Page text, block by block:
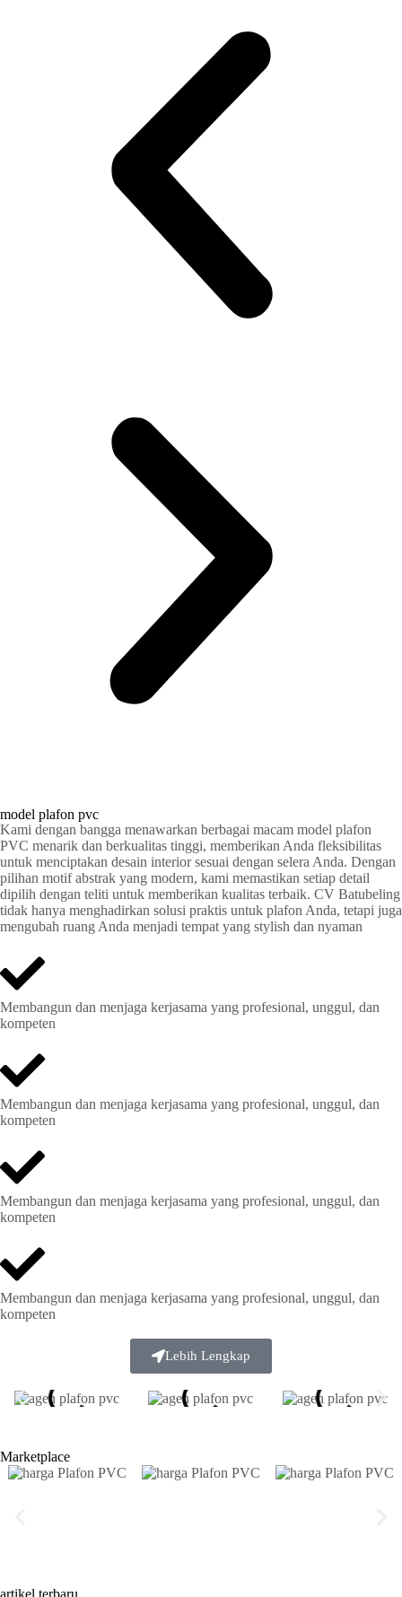
model plafon pvc
Kami dengan bangga menawarkan berbagai macam model plafon
PVC menarik dan berkualitas tinggi, memberikan Anda fleksibilitas
untuk menciptakan desain interior sesuai dengan selera Anda. Dengan
pilihan motif abstrak yang modern, kami memastikan setiap detail
dipilih dengan teliti untuk memberikan kualitas terbaik. CV Batubeling
tidak hanya menghadirkan solusi praktis untuk plafon Anda, tetapi juga
mengubah ruang Anda menjadi tempat yang stylish dan nyaman
Membangun dan menjaga kerjasama yang profesional, unggul, dan
kompeten
Membangun dan menjaga kerjasama yang profesional, unggul, dan
kompeten
Membangun dan menjaga kerjasama yang profesional, unggul, dan
kompeten
Membangun dan menjaga kerjasama yang profesional, unggul, dan
kompeten
Lebih Lengkap
Marketplace
artikel terbaru